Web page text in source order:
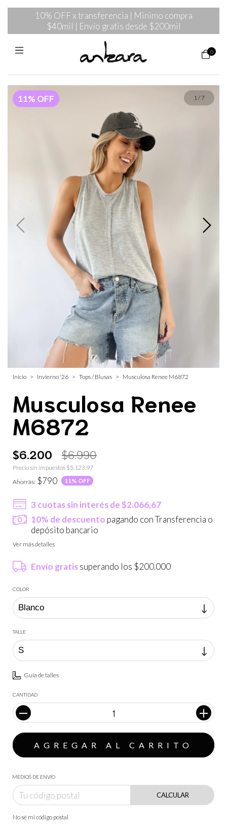
10% OFF x transferencia | Minimo compra
$40mil | Envío gratis desde $200mil
0
11% OFF 1/ 7
Inicio > Invierno '26 > Tops / Blusas > Musculosa Renee M6872
Musculosa Renee
M6872
$6.200 $6.990
Precio sin impuestos $5.123,97
Ahorrás: $790 11% OFF
3 cuotas sin interés de$2.066,67
10% de descuento pagando con Transferencia o
depósito bancario
Ver más detalles
Envío gratissuperando los $200.000
COLOR
TALLE
Guía de talles
CANTIDAD
MEDIOS DE ENVÍO
CALCULAR
No sé mi código postal